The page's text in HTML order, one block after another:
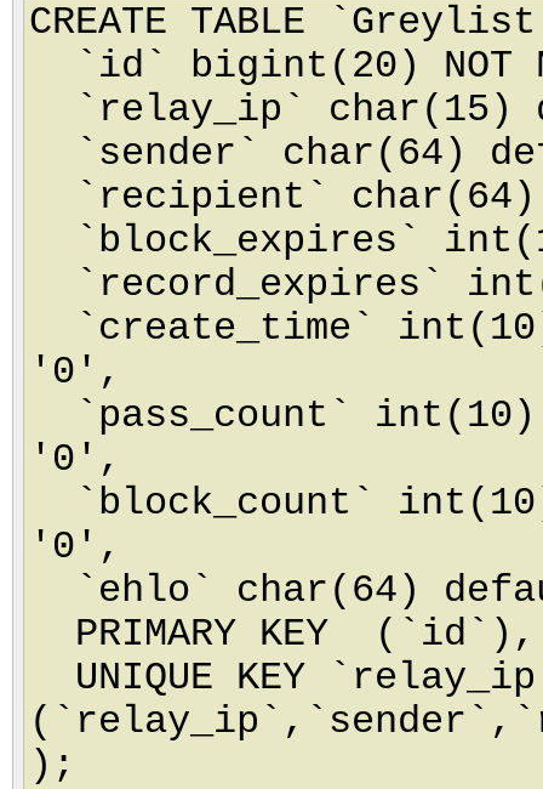
CREATE TABLE
`id` bigint(20) NOT
`relay_ip` char(15)
`sender` char(64)
`recipient` char(64)
`block_expires`
`record_expires`
`create_time` int(10)
'0',
`pass_count` int(10)
'0',
`block_count` int(10)
'0',
`ehlo` char(64)
PRIMARY KEY (`id`),
UNIQUE KEY
);